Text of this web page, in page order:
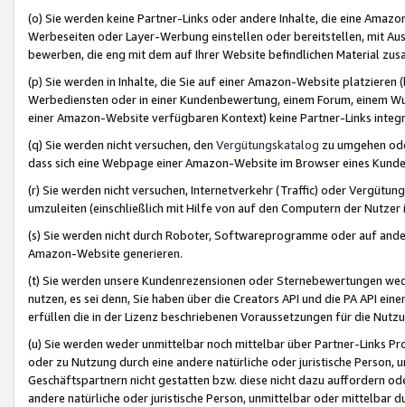
(o) Sie werden keine Partner-Links oder andere Inhalte, die eine
Werbeseiten oder Layer-Werbung einstellen oder bereitstellen, mit
bewerben, die eng mit dem auf Ihrer Website befindlichen Material
(p) Sie werden in Inhalte, die Sie auf einer Amazon-Website
Werbediensten oder in einer Kundenbewertung, einem Forum, einem
einer Amazon-Website verfügbaren Kontext) keine Partner-Links
(q) Sie werden nicht versuchen, den Vergütungskatalog zu umgehen
dass sich eine Webpage einer Amazon-Website im Browser eines
(r) Sie werden nicht versuchen, Internetverkehr (Traffic) oder
umzuleiten (einschließlich mit Hilfe von auf den Computern der
(s) Sie werden nicht durch Roboter, Softwareprogramme oder auf
Amazon-Website generieren.
(t) Sie werden unsere Kundenrezensionen oder Sternebewertungen
nutzen, es sei denn, Sie haben über die Creators API und die PA API
erfüllen die in der Lizenz beschriebenen Voraussetzungen für die
(u) Sie werden weder unmittelbar noch mittelbar über Partner-Links
oder zu Nutzung durch eine andere natürliche oder juristische
Geschäftspartnern nicht gestatten bzw. diese nicht dazu auffordern
andere natürliche oder juristische Person, unmittelbar oder mittelbar